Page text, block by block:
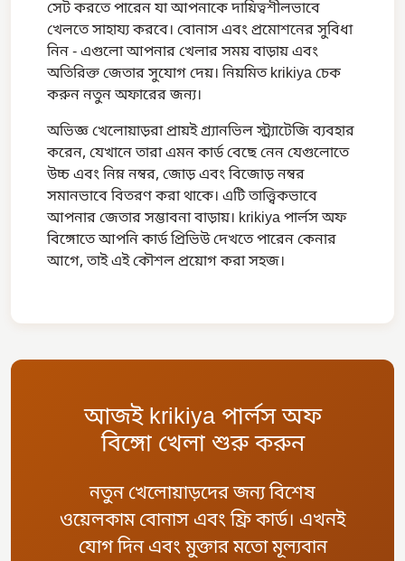
সেট করতে পারেন যা আপনাকে দায়িত্বশীলভাবে
খেলতে সাহায্য করবে। বোনাস এবং প্রমোশনের সুবিধা
নিন - এগুলো আপনার খেলার সময় বাড়ায় এবং
অতিরিক্ত জেতার সুযোগ দেয়। নিয়মিত krikiya চেক
করুন নতুন অফারের জন্য।
অভিজ্ঞ খেলোয়াড়রা প্রায়ই গ্র্যানভিল স্ট্র্যাটেজি ব্যবহার
করেন, যেখানে তারা এমন কার্ড বেছে নেন যেগুলোতে
উচ্চ এবং নিম্ন নম্বর, জোড় এবং বিজোড় নম্বর
সমানভাবে বিতরণ করা থাকে। এটি তাত্ত্বিকভাবে
আপনার জেতার সম্ভাবনা বাড়ায়। krikiya পার্লস অফ
বিঙ্গোতে আপনি কার্ড প্রিভিউ দেখতে পারেন কেনার
আগে, তাই এই কৌশল প্রয়োগ করা সহজ।
আজই krikiya পার্লস অফ
বিঙ্গো খেলা শুরু করুন
নতুন খেলোয়াড়দের জন্য বিশেষ
ওয়েলকাম বোনাস এবং ফ্রি কার্ড। এখনই
যোগ দিন এবং মুক্তার মতো মূল্যবান